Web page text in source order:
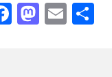
Facebook
Email